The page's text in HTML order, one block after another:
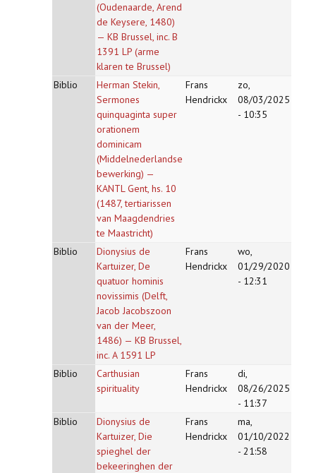
(Oudenaarde, Arend
de Keysere, 1480)
— KB Brussel, inc. B
1391 LP (arme
klaren te Brussel)
Biblio
Herman Stekin,
Sermones
quinquaginta super
orationem
dominicam
(Middelnederlandse
bewerking) —
KANTL Gent, hs. 10
(1487, tertiarissen
van Maagdendries
te Maastricht)
Frans
Hendrickx
zo,
08/03/2025
- 10:35
Biblio
Dionysius de
Kartuizer, De
quatuor hominis
novissimis (Delft,
Jacob Jacobszoon
van der Meer,
1486) — KB Brussel,
inc. A 1591 LP
Frans
Hendrickx
wo,
01/29/2020
- 12:31
Biblio
Carthusian
spirituality
Frans
Hendrickx
di,
08/26/2025
- 11:37
Biblio
Dionysius de
Kartuizer, Die
spieghel der
bekeeringhen der
Frans
Hendrickx
ma,
01/10/2022
- 21:58